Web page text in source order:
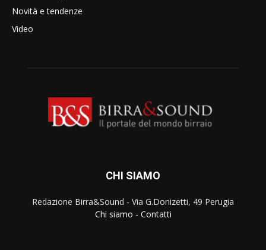
Novità e tendenze
Video
CHI SIAMO
Redazione Birra&Sound - Via G.Donizetti, 49 Perugia
Chi siamo - Contatti